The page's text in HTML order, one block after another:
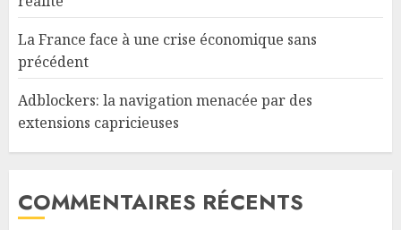
La France face à une crise économique sans
précédent
Adblockers: la navigation menacée par des
extensions capricieuses
COMMENTAIRES RÉCENTS